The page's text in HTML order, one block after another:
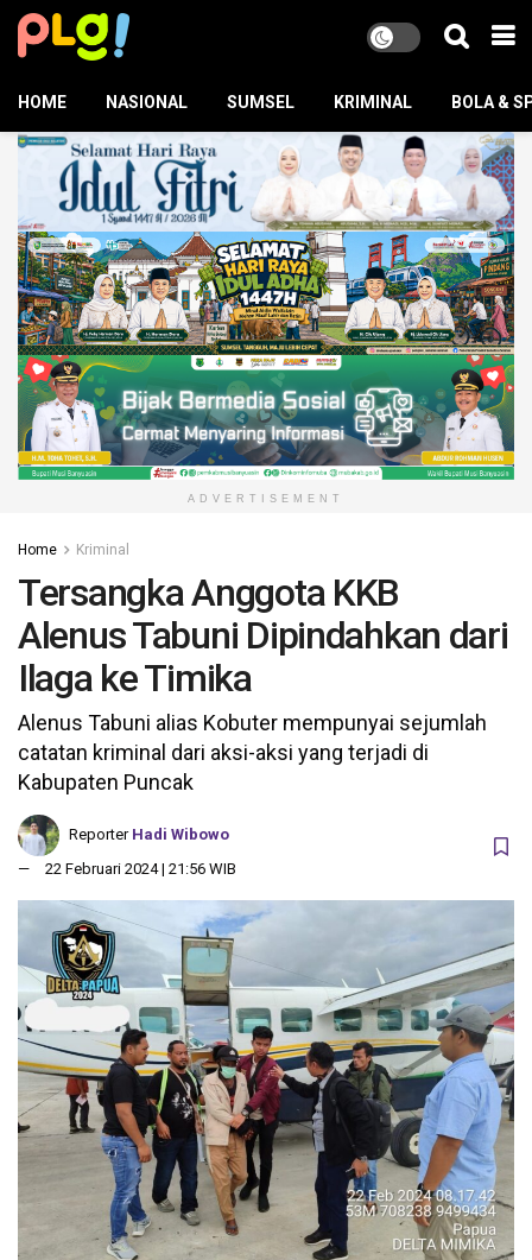
HOME NASIONAL SUMSEL KRIMINAL BOLA &
ADVERTISEMENT
Home Kriminal
Tersangka Anggota KKB
Alenus Tabuni Dipindahkan dari
Ilaga ke Timika
Alenus Tabuni alias Kobuter mempunyai sejumlah
catatan kriminal dari aksi-aksi yang terjadi di
Kabupaten Puncak
Reporter Hadi Wibowo
22 Februari 2024 | 21:56 WIB